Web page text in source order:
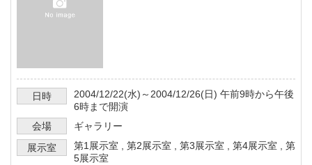
日時 2004/12/22(水)～2004/12/26(日) 午前9時から午後
6時まで開演
会場
ギャラリー
展示室
第1展示室 , 第2展示室 , 第3展示室 , 第4展示室 , 第
5展示室